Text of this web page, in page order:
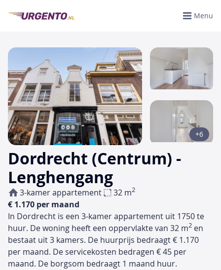
Menu
Dordrecht (Centrum) -
Lenghengang
3-kamer appartement 32 m2
€ 1.170 per maand
+6
In Dordrecht is een 3-kamer appartement uit 1750 te
huur. De woning heeft een oppervlakte van 32 m2 en
bestaat uit 3 kamers. De huurprijs bedraagt € 1.170
per maand. De servicekosten bedragen € 45 per
maand. De borgsom bedraagt 1 maand huur.